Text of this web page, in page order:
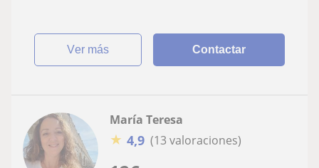
ver más Contactar
María Teresa
★ 4,9 (13 valoraciones)